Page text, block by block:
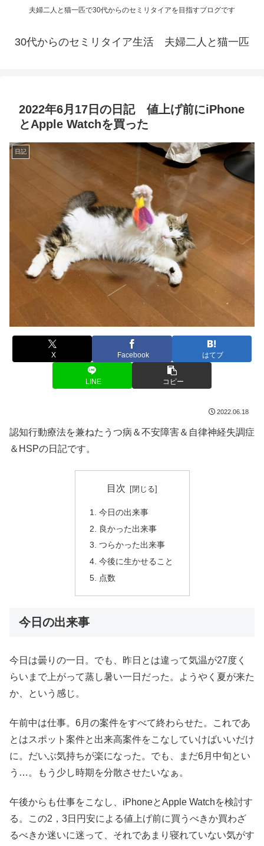
夫婦二人と猫一匹で30代からのセミリタイアを目指すブログです
30代からのセミリタイア生活 夫婦二人と猫一匹
2022年6月17日の日記 値上げ前にiPhone
とApple Watchを買った
日記
X Facebook はてブ
LINE コピー
2022.06.18
認知行動療法を兼ねたうつ病＆不安障害＆自律神経失調症
＆HSPの日記です。
目次
今日の出来事
良かった出来事
つらかった出来事
今後に生かせること
点数
今日の出来事
今日は曇りの一日。でも、昨日とは違って気温が27度く
らいまで上がって蒸し暑い一日だった。ようやく夏が来た
か、という感じ。
午前中は仕事。6月の案件をすべて終わらせた。これであ
とはスポット案件と出来高案件をこなしていけばいいだけ
に。だいぶ気持ちが楽になった。でも、まだ6月中旬とい
う…。もう少し時期を分散させたいなぁ。
午後からも仕事をこなし、iPhoneとApple Watchを検討す
る。この2，3日円安による値上げ前に買うべきか買わざ
るべきか迷いに迷って、それであまり寝れていない気がす